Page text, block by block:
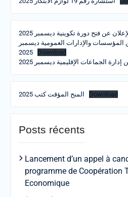
عن فتح دورة تكوينية ديسمبر 2025
المؤسسات والإدارات العمومية ديسمبر
2025
Download
إدارة الجماعات الإقليمية ديسمبر 2025
المنح المؤقت كتب 2025 Download
Posts récents
Lancement d’un appel à
programme de Coopération
Economique